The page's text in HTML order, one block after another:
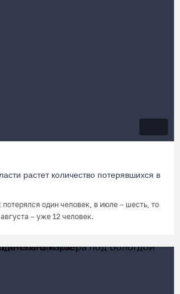
растет количество потерявшихся в
потерялся один человек, в июле – шесть, то
– уже 12 человек.